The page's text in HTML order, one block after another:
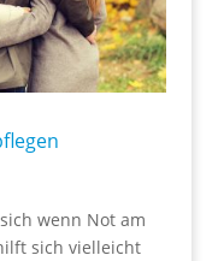
wenn Not am
sich vielleicht